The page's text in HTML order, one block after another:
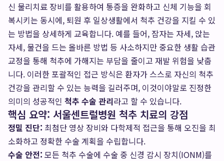
신 물리치료 장비를 활용하여 통증을 완화하고 신체 기능을 회
복시키는 동시에, 퇴원 후 일상생활에서 척추 건강을 지킬 수 있
는 방법을 상세하게 교육합니다. 예를 들어, 잠자는 자세, 앉는
자세, 물건을 드는 올바른 방법 등 사소하지만 중요한 생활 습관
교정을 통해 척추에 가해지는 부담을 줄이고 재발 위험을 낮춥
니다. 이러한 포괄적인 접근 방식은 환자가 스스로 자신의 척추
건강을 관리할 수 있는 능력을 길러주며, 이것이야말로 진정한
의미의 성공적인 척추 수술 관리라고 할 수 있습니다.
핵심 요약: 서울센트럴병원 척추 치료의 강점
정밀 진단: 최첨단 영상 장비와 다학제적 접근을 통해 오진을 최
소화하고 정확한 수술 계획을 수립합니다.
수술 안전: 모든 척추 수술에 수술 중 신경 감시 장치(IONM)를